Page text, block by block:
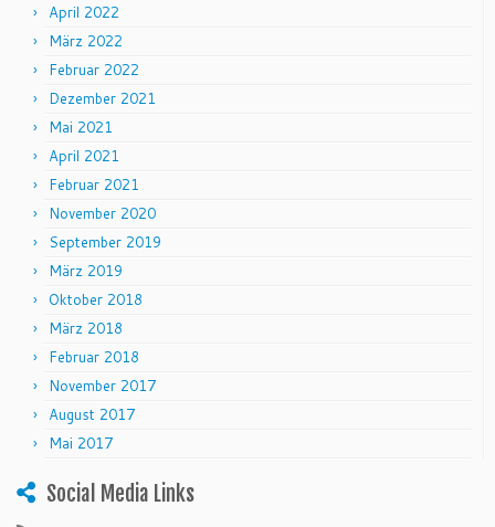
April 2022
März 2022
Februar 2022
Dezember 2021
Mai 2021
April 2021
Februar 2021
November 2020
September 2019
März 2019
Oktober 2018
März 2018
Februar 2018
November 2017
August 2017
Mai 2017
Social Media Links